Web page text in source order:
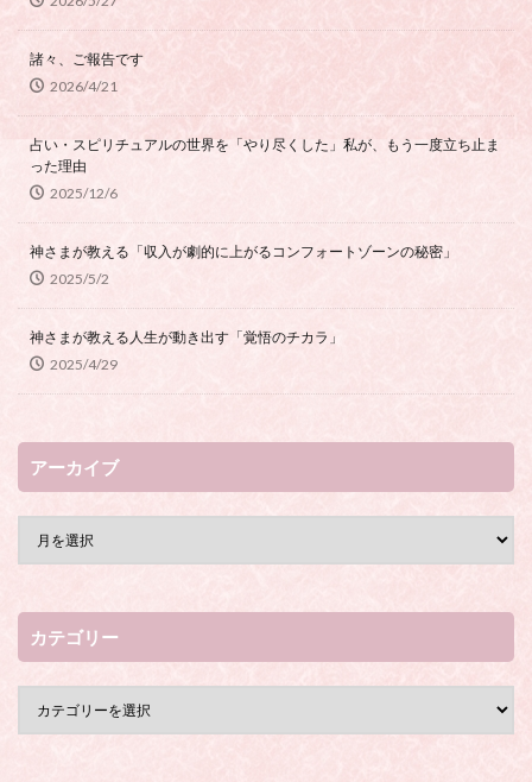
諸々、ご報告です
2026/4/21
占い・スピリチュアルの世界を「やり尽くした」私が、もう一度立ち止ま
った理由
2025/12/6
神さまが教える「収入が劇的に上がるコンフォートゾーンの秘密」
2025/5/2
神さまが教える人生が動き出す「覚悟のチカラ」
2025/4/29
アーカイブ
カテゴリー